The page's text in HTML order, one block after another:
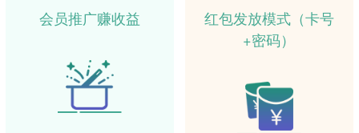
会员推广赚收益
红包发放模式（卡号
+密码）